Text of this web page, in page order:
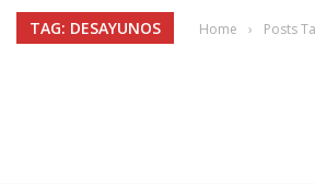
TAG: DESAYUNOS Home › Posts